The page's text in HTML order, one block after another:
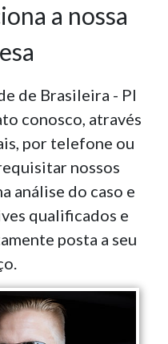
a nossa
de Brasileira - PI
conosco, através
por telefone ou
nossos
análise do caso e
qualificados e
posta a seu